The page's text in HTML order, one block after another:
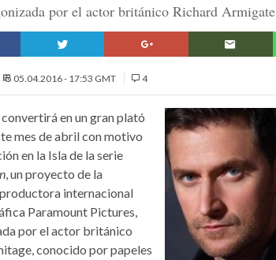
por el actor británico Richard Armigate
05.04.2016 - 17:53 GMT 4
convertirá en un gran plató
mes de abril con motivo
en la Isla de la serie
, un proyecto de la
internacional
Paramount Pictures,
por el actor británico
conocido por papeles